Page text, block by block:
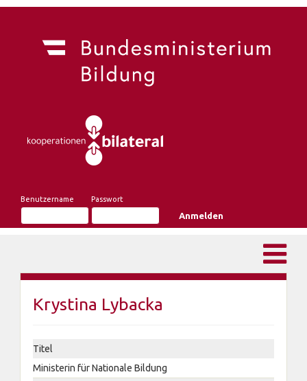
Benutzername Passwort
Krystina Lybacka
Titel
Ministerin für Nationale Bildung